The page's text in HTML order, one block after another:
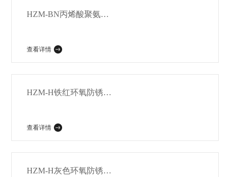
HZM-BN丙烯酸聚氨酯专用面漆
查看详情
HZM-H铁红环氧防锈专用底漆
查看详情
HZM-H灰色环氧防锈专用底漆